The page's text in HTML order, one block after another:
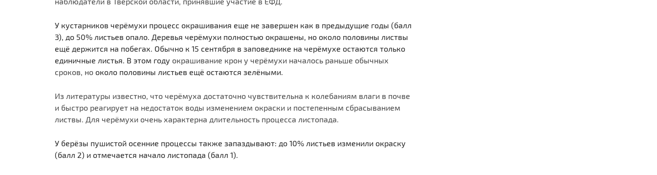
У кустарников черёмухи процесс окрашивания еще не завершен как в предыдущие годы (балл
3), до 50% листьев опало. Деревья черёмухи полностью окрашены, но около половины листвы
ещё держится на побегах. Обычно к 15 сентября в заповеднике на черёмухе остаются только
единичные листья. В этом году окрашивание крон у черёмухи началось раньше обычных
сроков, но около половины листьев ещё остаются зелёными.
Из литературы известно, что черёмуха достаточно чувствительна к колебаниям влаги в почве
и быстро реагирует на недостаток воды изменением окраски и постепенным сбрасыванием
листвы. Для черёмухи очень характерна длительность процесса листопада.
У берёзы пушистой осенние процессы также запаздывают: до 10% листьев изменили окраску
(балл 2) и отмечается начало листопада (балл 1).